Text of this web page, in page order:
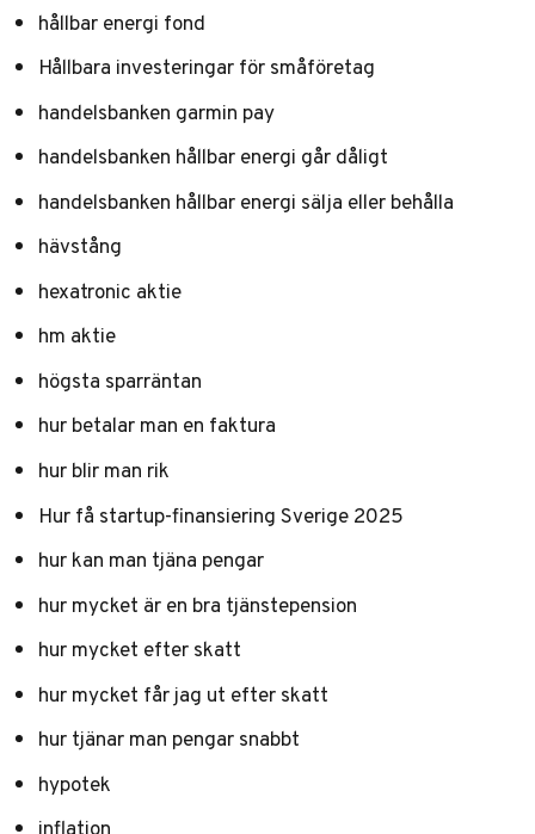
hållbar energi fond
Hållbara investeringar för småföretag
handelsbanken garmin pay
handelsbanken hållbar energi går dåligt
handelsbanken hållbar energi sälja eller behålla
hävstång
hexatronic aktie
hm aktie
högsta sparräntan
hur betalar man en faktura
hur blir man rik
Hur få startup-finansiering Sverige 2025
hur kan man tjäna pengar
hur mycket är en bra tjänstepension
hur mycket efter skatt
hur mycket får jag ut efter skatt
hur tjänar man pengar snabbt
hypotek